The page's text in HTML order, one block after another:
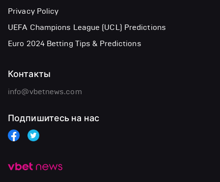
Privacy Policy
UEFA Champions League (UCL) Predictions
Euro 2024 Betting Tips & Predictions
Контакты
info@vbetnews.com
Подпишитесь на нас